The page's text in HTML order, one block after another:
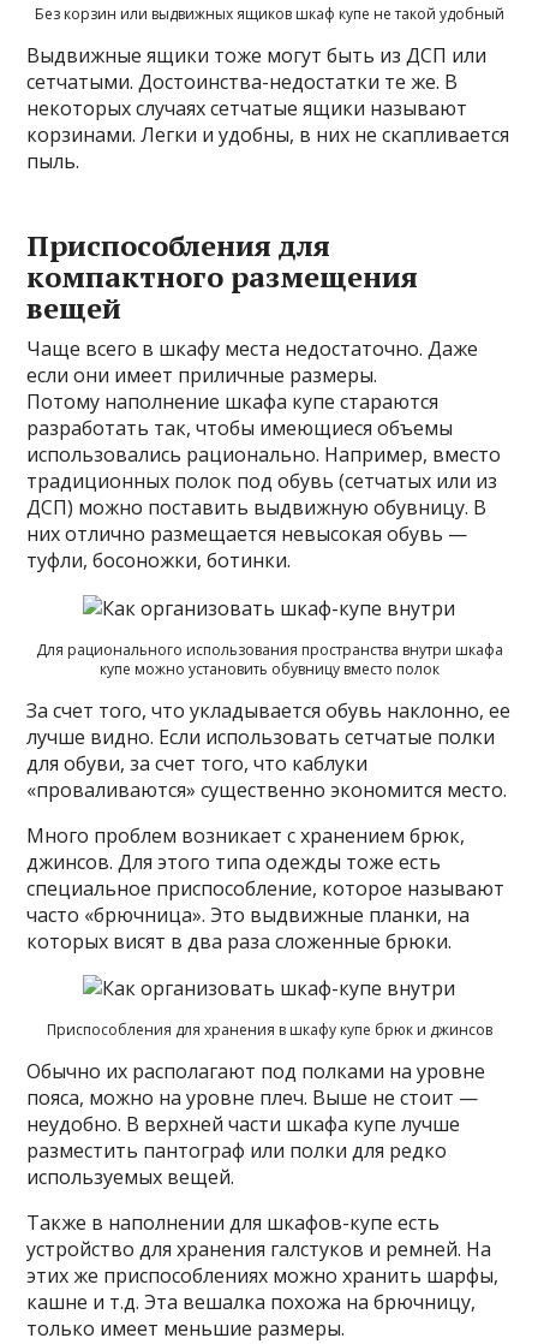
Без корзин или выдвижных ящиков шкаф купе не такой удобный
Выдвижные ящики тоже могут быть из ДСП или
сетчатыми. Достоинства-недостатки те же. В
некоторых случаях сетчатые ящики называют
корзинами. Легки и удобны, в них не скапливается
пыль.
Приспособления для
компактного размещения
вещей
Чаще всего в шкафу места недостаточно. Даже
если они имеет приличные размеры.
Потому наполнение шкафа купе стараются
разработать так, чтобы имеющиеся объемы
использовались рационально. Например, вместо
традиционных полок под обувь (сетчатых или из
ДСП) можно поставить выдвижную обувницу. В
них отлично размещается невысокая обувь —
туфли, босоножки, ботинки.
Для рационального использования пространства внутри шкафа
купе можно установить обувницу вместо полок
За счет того, что укладывается обувь наклонно, ее
лучше видно. Если использовать сетчатые полки
для обуви, за счет того, что каблуки
«проваливаются» существенно экономится место.
Много проблем возникает с хранением брюк,
джинсов. Для этого типа одежды тоже есть
специальное приспособление, которое называют
часто «брючница». Это выдвижные планки, на
которых висят в два раза сложенные брюки.
Приспособления для хранения в шкафу купе брюк и джинсов
Обычно их располагают под полками на уровне
пояса, можно на уровне плеч. Выше не стоит —
неудобно. В верхней части шкафа купе лучше
разместить пантограф или полки для редко
используемых вещей.
Также в наполнении для шкафов-купе есть
устройство для хранения галстуков и ремней. На
этих же приспособлениях можно хранить шарфы,
кашне и т.д. Эта вешалка похожа на брючницу,
только имеет меньшие размеры.